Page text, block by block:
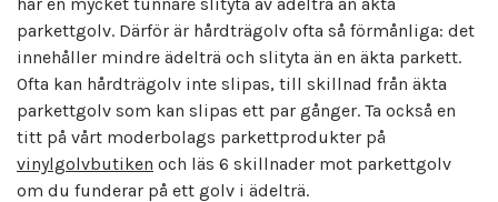
parkettgolv. Därför är hårdträgolv ofta så förmånliga: det
innehåller mindre ädelträ och slityta än en äkta parkett.
Ofta kan hårdträgolv inte slipas, till skillnad från äkta
parkettgolv som kan slipas ett par gånger. Ta också en
titt på vårt moderbolags parkettprodukter på
vinylgolvbutiken och läs 6 skillnader mot parkettgolv
om du funderar på ett golv i ädelträ.